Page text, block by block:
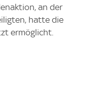
an der
hatte die
ermöglicht.